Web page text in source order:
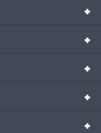
+
+
+
+
+